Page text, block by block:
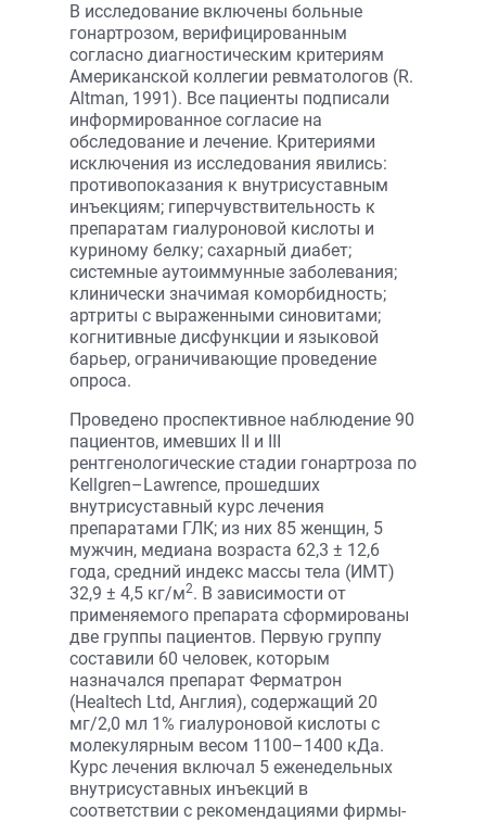
В исследование включены больные
гонартрозом, верифицированным
согласно диагностическим критериям
Американской коллегии ревматологов (R.
Altman, 1991). Все пациенты подписали
информированное согласие на
обследование и лечение. Критериями
исключения из исследования явились:
противопоказания к внутрисуставным
инъекциям; гиперчувствительность к
препаратам гиалуроновой кислоты и
куриному белку; сахарный диабет;
системные аутоиммунные заболевания;
клинически значимая коморбидность;
артриты с выраженными синовитами;
когнитивные дисфункции и языковой
барьер, ограничивающие проведение
опроса.
Проведено проспективное наблюдение 90
пациентов, имевших II и III
рентгенологические стадии гонартроза по
Kellgren–Lawrence, прошедших
внутрисуставный курс лечения
препаратами ГЛК; из них 85 женщин, 5
мужчин, медиана возраста 62,3 ± 12,6
года, средний индекс массы тела (ИМТ)
32,9 ± 4,5 кг/м2. В зависимости от
применяемого препарата сформированы
две группы пациентов. Первую группу
составили 60 человек, которым
назначался препарат Ферматрон
(Healtech Ltd, Англия), содержащий 20
мг/2,0 мл 1% гиалуроновой кислоты с
молекулярным весом 1100–1400 кДа.
Курс лечения включал 5 еженедельных
внутрисуставных инъекций в
соответствии с рекомендациями фирмы-